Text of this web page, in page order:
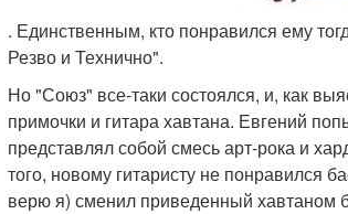
. Единственным, кто понравился ему
Резво и Технично".
Но "Союз" все-таки состоялся, и, как
примочки и гитара хавтана. Евгений
представлял собой смесь арт-рока и
того, новому гитаристу не понравился
верю я) сменил приведенный хавтаном